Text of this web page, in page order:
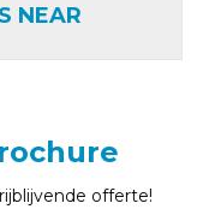
NEAR
offerte!